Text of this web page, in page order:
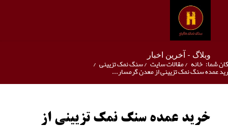
وبلاگ - آخرین اخبار
شما: خانه /مقالات سایت /سنگ نمک تزیینی /
عمده سنگ نمک تزیینی از معدن گرمسار...
خرید عمده سنگ نمک تزیینی از